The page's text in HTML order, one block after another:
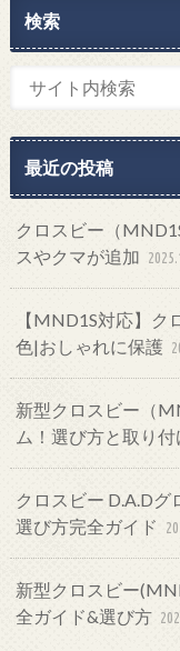
検索
最近の投稿
クロスビー（
スやクマが追加
【MND1S対応】
色|おしゃれに保護
新型クロスビー（
ム！選び方と取り付
クロスビー D.A.D
選び方完全ガイド
新型クロスビー
全ガイド&選び方